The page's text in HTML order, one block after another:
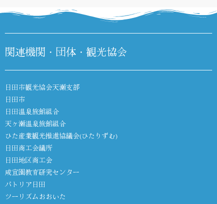
関連機関・団体・観光協会
日田市観光協会天瀬支部
日田市
日田温泉旅館組合
天ヶ瀬温泉旅館組合
ひた産業観光推進協議会(ひたりずむ)
日田商工会議所
日田地区商工会
咸宜園教育研究センター
パトリア日田
ツーリズムおおいた